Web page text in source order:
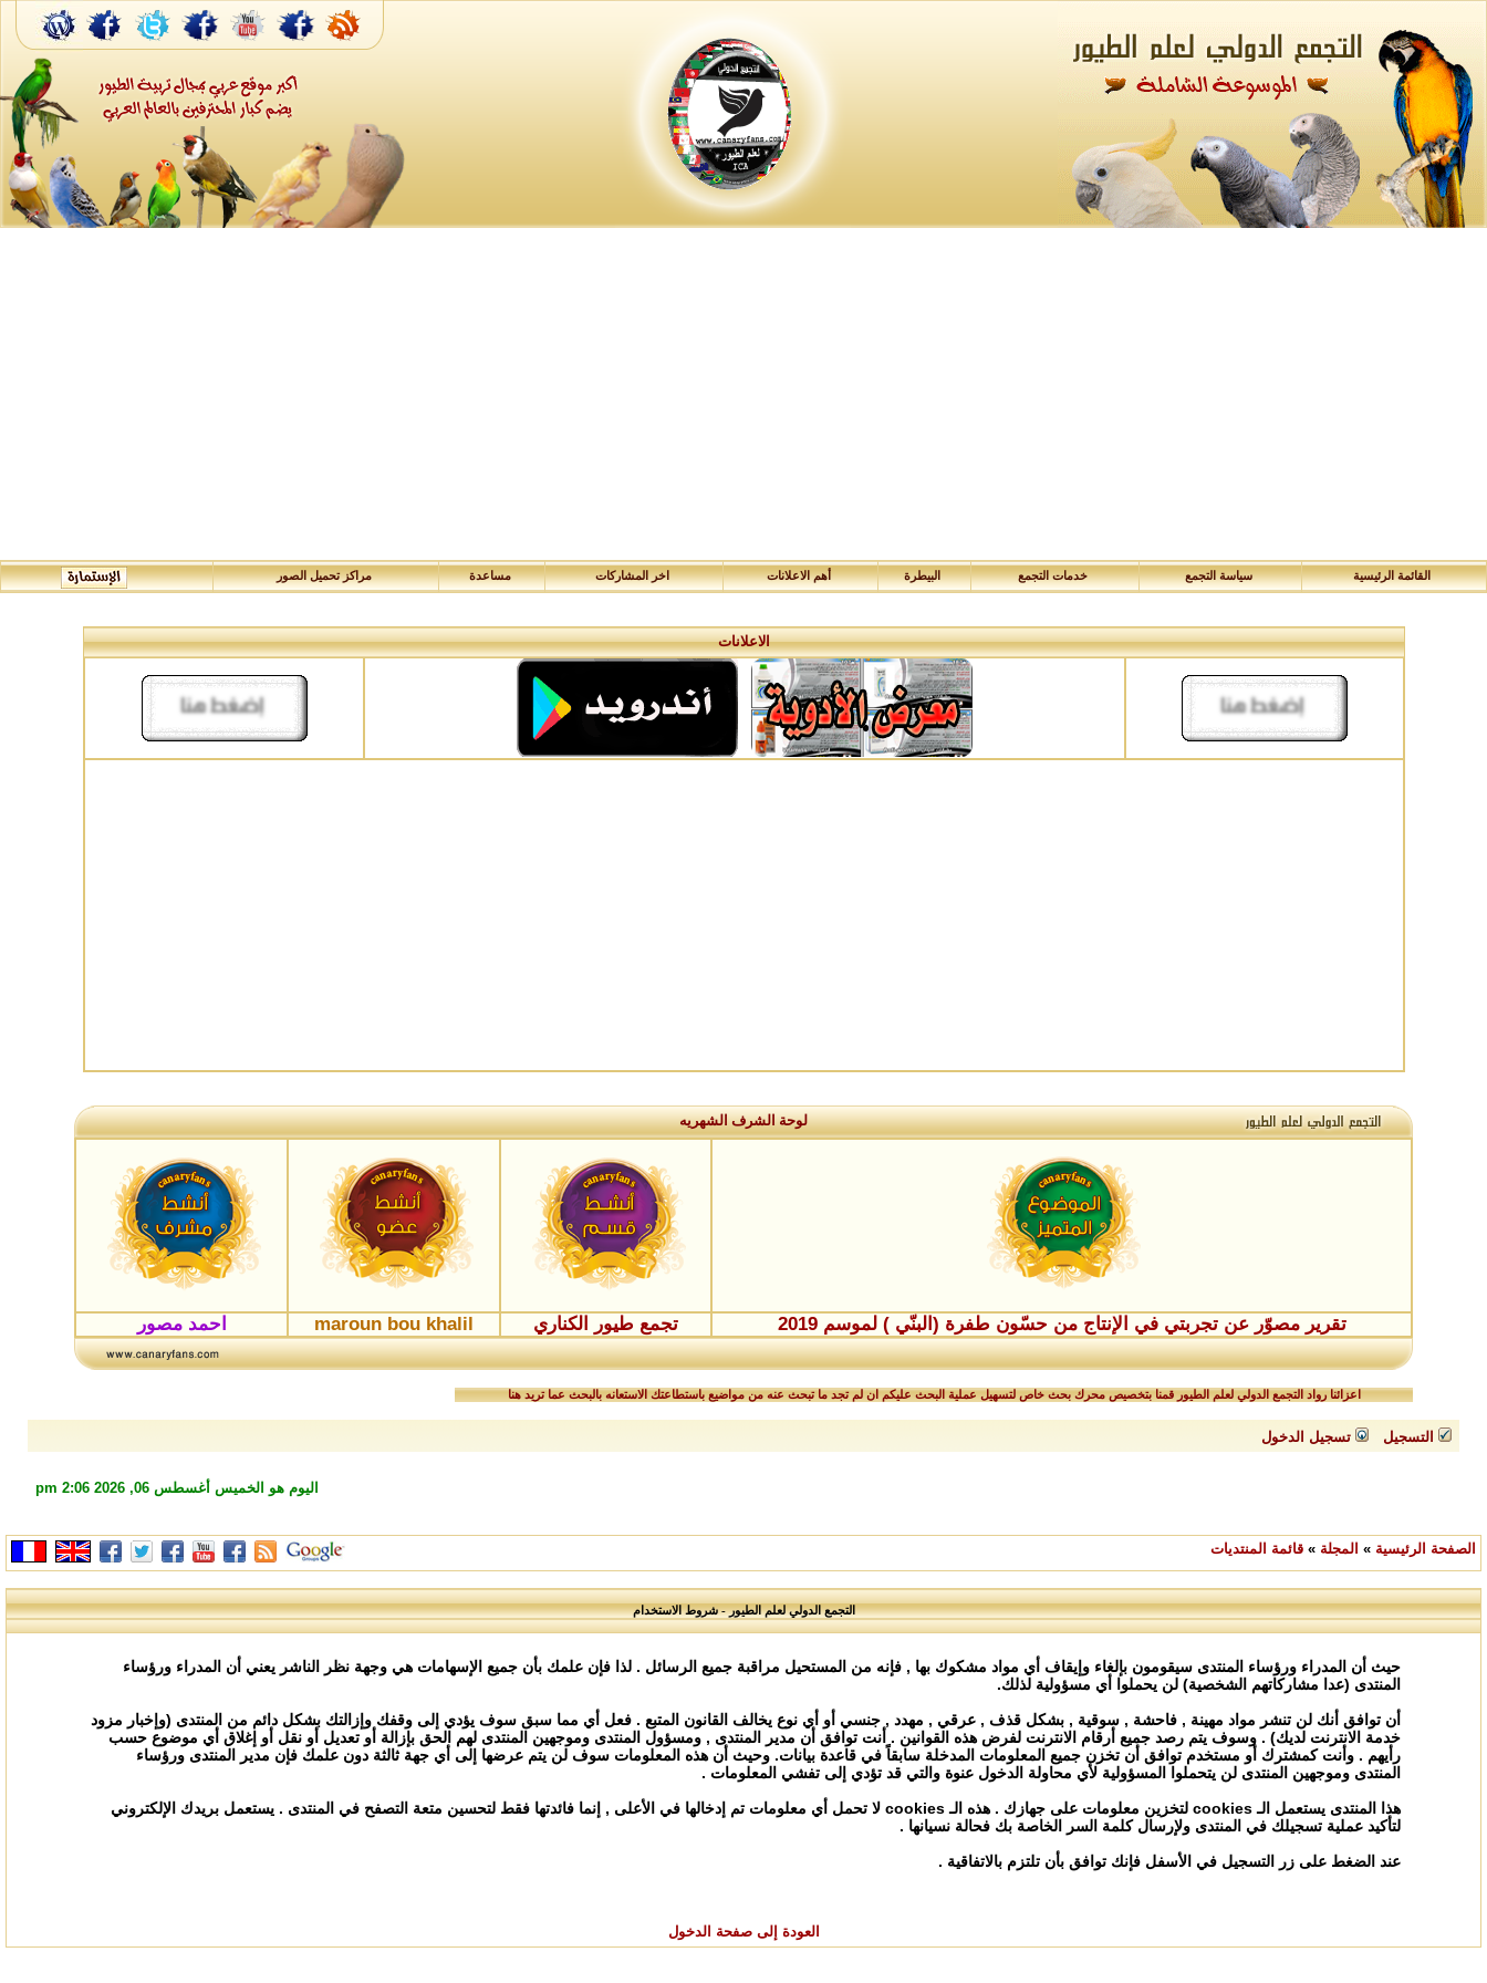
القائمة الرئيسية سياسة التجمع خدمات التجمع البيطرة أهم الاعلانات اخر المشاركات مساعدة مراكز تحميل الصور
الاعلانات
لوحة الشرف الشهريه
تقرير مصوّر عن تجربتي في الإنتاج من حسّون طفرة (البنّي ) لموسم 2019 تجمع طيور الكناري maroun bou khalil احمد مصور
اعزائنا رواد التجمع الدولي لعلم الطيور قمنا بتخصيص محرك بحث خاص لتسهيل عملية البحث عليكم ان لم تجد ما تبحث عنه من مواضيع باستطاعتك الاستعانه بالبحث عما تريد هنا
التسجيل تسجيل الدخول
اليوم هو الخميس أغسطس 06, 2026 2:06 pm
الصفحة الرئيسية » المجلة » قائمة المنتديات
التجمع الدولي لعلم الطيور - شروط الاستخدام
حيث أن المدراء ورؤساء المنتدى سيقومون بإلغاء وإيقاف أي مواد مشكوك بها , فإنه من المستحيل مراقبة جميع الرسائل . لذا فإن علمك بأن جميع الإسهامات هي وجهة نظر الناشر يعني أن المدراء ورؤساء
المنتدى (عدا مشاركاتهم الشخصية) لن يحملوا أي مسؤولية لذلك.
أن توافق أنك لن تنشر مواد مهينة , فاحشة , سوقية , بشكل قذف , عرقي , مهدد , جنسي أو أي نوع يخالف القانون المتبع . فعل أي مما سبق سوف يؤدي إلى وقفك وإزالتك بشكل دائم من المنتدى (وإخبار مزود
خدمة الانترنت لديك) . وسوف يتم رصد جميع أرقام الانترنت لفرض هذه القوانين . أنت توافق أن مدير المنتدى , ومسؤول المنتدى وموجهين المنتدى لهم الحق بإزالة أو تعديل أو نقل أو إغلاق أي موضوع حسب
رأيهم . وأنت كمشترك أو مستخدم توافق أن تخزن جميع المعلومات المدخلة سابقاً في قاعدة بيانات. وحيث أن هذه المعلومات سوف لن يتم عرضها إلى أي جهة ثالثة دون علمك فإن مدير المنتدى ورؤساء
المنتدى وموجهين المنتدى لن يتحملوا المسؤولية لأي محاولة الدخول عنوة والتي قد تؤدي إلى تفشي المعلومات .
هذا المنتدى يستعمل الـ cookies لتخزين معلومات على جهازك . هذه الـ cookies لا تحمل أي معلومات تم إدخالها في الأعلى , إنما فائدتها فقط لتحسين متعة التصفح في المنتدى . يستعمل بريدك الإلكتروني
لتأكيد عملية تسجيلك في المنتدى ولإرسال كلمة السر الخاصة بك فحالة نسيانها .
عند الضغط على زر التسجيل في الأسفل فإنك توافق بأن تلتزم بالاتفاقية .
العودة إلى صفحة الدخول